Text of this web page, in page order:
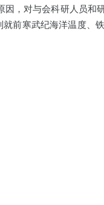
因，对与会科研人员和
前寒武纪海洋温度、